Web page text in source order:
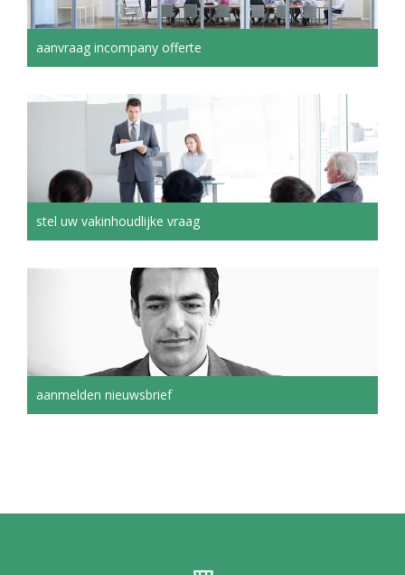
aanvraag incompany offerte
stel uw vakinhoudlijke vraag
aanmelden nieuwsbrief